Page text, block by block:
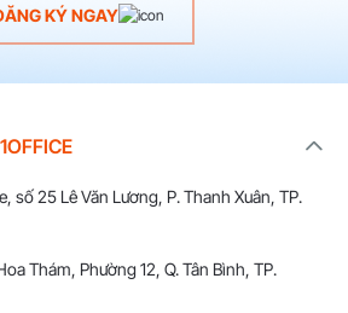
KÝ NGAY
số 25 Lê Văn Lương, P. Thanh Xuân, TP.
Thám, Phường 12, Q. Tân Bình, TP.